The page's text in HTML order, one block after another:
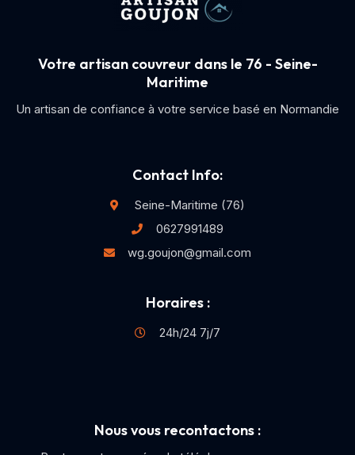
Votre artisan couvreur dans le 76 - Seine-
Maritime
Un artisan de confiance à votre service basé en Normandie
Contact Info:
Seine-Maritime (76)
0627991489
wg.goujon@gmail.com
Horaires :
24h/24 7j/7
Nous vous recontactons :